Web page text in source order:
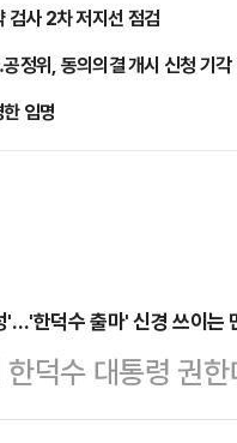
검사 2차 저지선 점검
정위, 동의의결 개시 신청 기각
임명
'…'한덕수 출마' 신경 쓰이는
덕수 대통령 권
하고 있다. 현재 '